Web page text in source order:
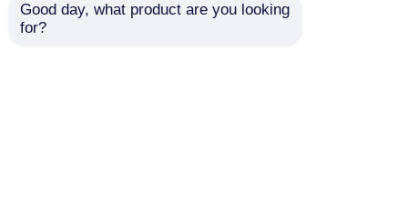
Good day, what product are you looking
for?